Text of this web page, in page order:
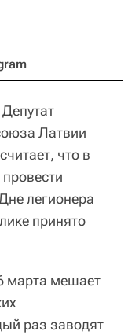
Депутат
Латвии
что в
легионера
принято
марта‬ мешает
раз заводят